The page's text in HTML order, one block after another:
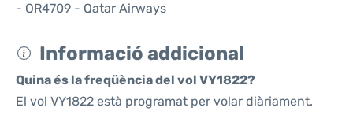
- QR4709 - Qatar Airways
Informació addicional
Quina és la freqüència del vol VY1822?
El vol VY1822 està programat per volar diàriament.